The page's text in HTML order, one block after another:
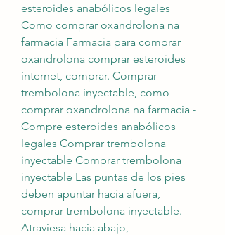
esteroides anabólicos legales
Como comprar oxandrolona na
farmacia Farmacia para comprar
oxandrolona comprar esteroides
internet, comprar. Comprar
trembolona inyectable, como
comprar oxandrolona na farmacia -
Compre esteroides anabólicos
legales Comprar trembolona
inyectable Comprar trembolona
inyectable Las puntas de los pies
deben apuntar hacia afuera,
comprar trembolona inyectable.
Atraviesa hacia abajo,